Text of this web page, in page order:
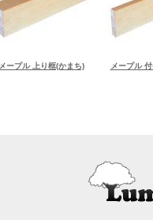
メープル 上り框(かまち) メープル